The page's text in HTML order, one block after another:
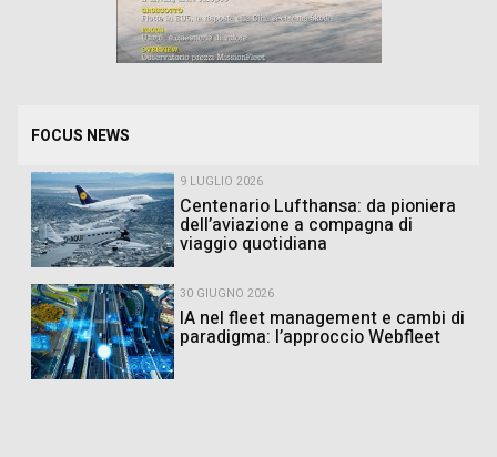
FOCUS NEWS
9 LUGLIO 2026
Centenario Lufthansa: da pioniera
dell’aviazione a compagna di
viaggio quotidiana
30 GIUGNO 2026
IA nel fleet management e cambi di
paradigma: l’approccio Webfleet